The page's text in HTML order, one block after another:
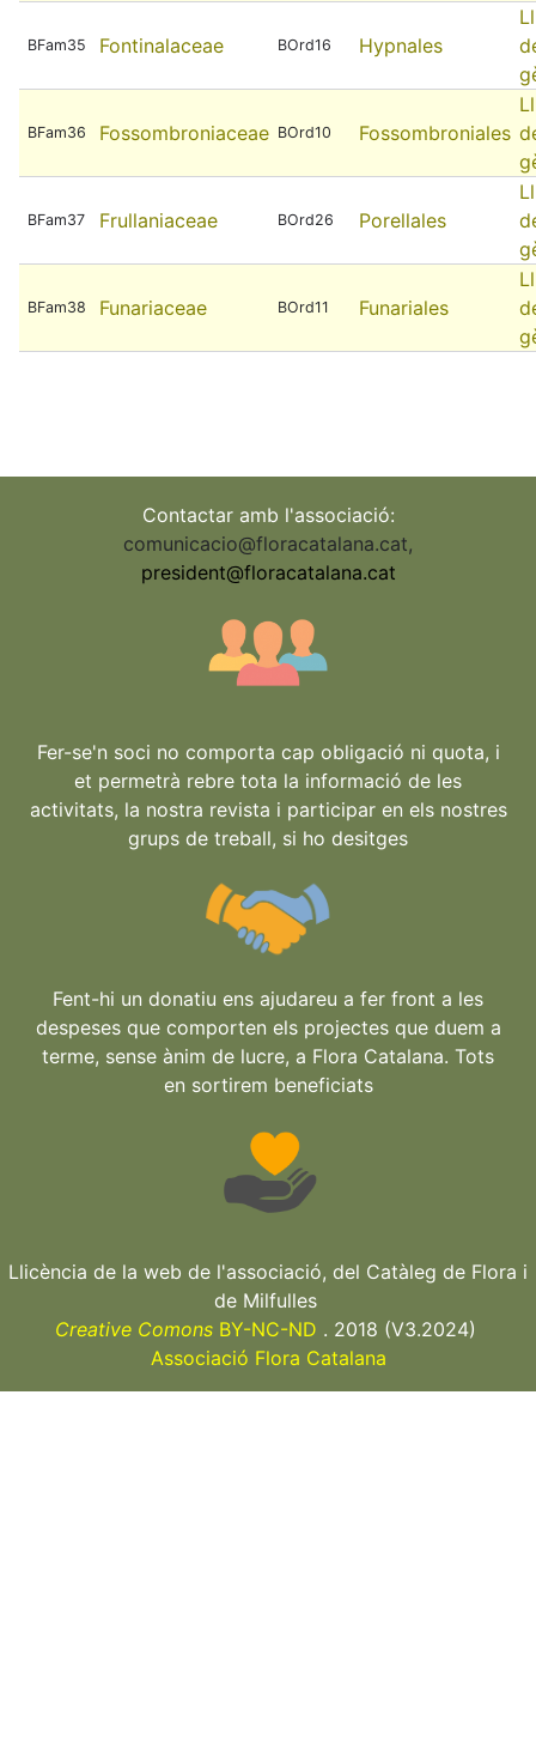
BFam35 Fontinalaceae BOrd16 Hypnales
BFam36 Fossombroniaceae BOrd10 Fossombroniales
BFam37 Frullaniaceae BOrd26 Porellales
BFam38 Funariaceae BOrd11 Funariales
Contactar amb l'associació:
comunicacio@floracatalana.cat,
president@floracatalana.cat
Fer-se'n soci no comporta cap obligació ni quota, i
et permetrà rebre tota la informació de les
activitats, la nostra revista i participar en els nostres
grups de treball, si ho desitges
Fent-hi un donatiu ens ajudareu a fer front a les
despeses que comporten els projectes que duem a
terme, sense ànim de lucre, a Flora Catalana. Tots
en sortirem beneficiats
Llicència de la web de l'associació, del Catàleg de Flora i
de Milfulles
Creative ComonsBY-NC-ND . 2018 (V3.2024)
Associació Flora Catalana